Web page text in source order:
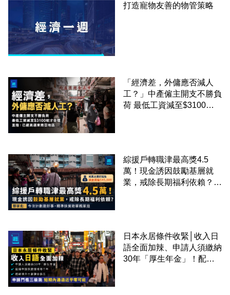
打造寵物友善的物管策略
「經濟差，外傭應否減人
工？」中產僱主開支不勝負
荷 最低工資減至$3100蚊
綜援戶轉職津最高獎4.5
萬！現金誘因鼓勵基層就
業，戒除長期福利依賴？鄧
日本永居條件收緊│收入日
語全面加辣、申請人須繳納
30年「厚生年金」！配偶